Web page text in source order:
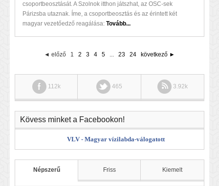
csoportbeosztását. A Szolnok itthon játszhat, az OSC-sek
Párizsba utaznak. Íme, a csoportbeosztás és az érintett két
magyar vezetőedző reagálása: Tovább...
◄ előző 1 2 3 4 5 ... 23 24 következő ►
112k 465 3.92k
Kövess minket a Facebookon!
VLV - Magyar vízilabda-válogatott
Népszerű Friss Kiemelt